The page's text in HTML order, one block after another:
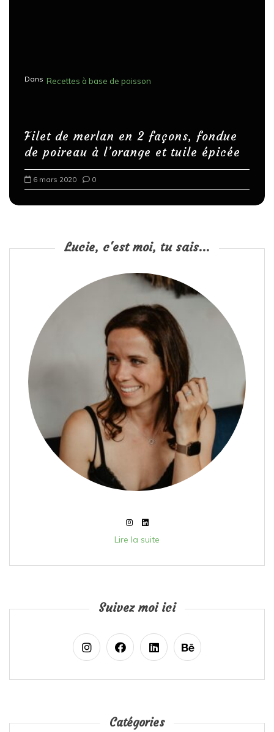
Dans Recettes à base de poisson
Filet de merlan en 2 façons, fondue
de poireau à l’orange et tuile épicée
6 mars 2020 0
Lucie, c'est moi, tu sais...
Lire la suite
Suivez moi ici
Catégories